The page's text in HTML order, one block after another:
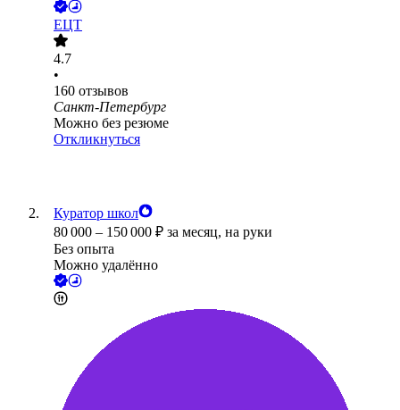
ЕЦТ
4.7
•
160 отзывов
Санкт-Петербург
Можно без резюме
Откликнуться
Куратор школ
80 000 – 150 000 ₽ за месяц, на руки
Без опыта
Можно удалённо